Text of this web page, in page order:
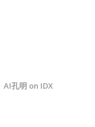
AI孔明 on IDX